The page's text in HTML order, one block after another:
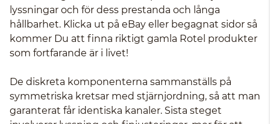
lyssningar och för dess prestanda och långa
hållbarhet. Klicka ut på eBay eller begagnat sidor så
kommer Du att finna riktigt gamla Rotel produkter
som fortfarande är i livet!
De diskreta komponenterna sammanställs på
symmetriska kretsar med stjärnjordning, så att man
garanterat får identiska kanaler. Sista steget